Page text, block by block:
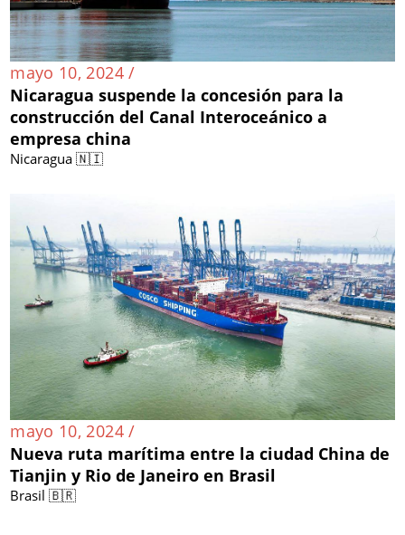
mayo 10, 2024 /
Nicaragua suspende la concesión para la
construcción del Canal Interoceánico a
empresa china
Nicaragua 🇳🇮
mayo 10, 2024 /
Nueva ruta marítima entre la ciudad China de
Tianjin y Rio de Janeiro en Brasil
Brasil 🇧🇷